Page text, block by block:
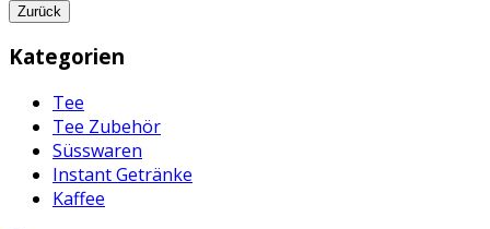
Zurück
Kategorien
Tee
Tee Zubehör
Süsswaren
Instant Getränke
Kaffee